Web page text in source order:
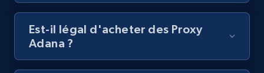
Est-il légal d'acheter des Proxy
Adana ?